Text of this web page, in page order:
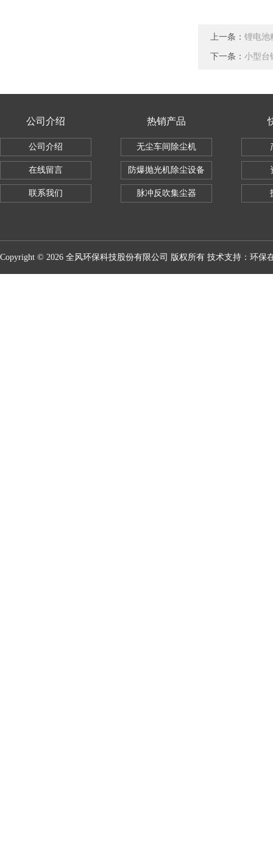
上一条： 锂电池
下一条： 小型台
公司介绍
公司介绍
在线留言
联系我们
热销产品
无尘车间除尘机
防爆抛光机除尘设备
脉冲反吹集尘器
Copyright © 2026 全风环保科技股份有限公司 版权所有 技术支持： 环保